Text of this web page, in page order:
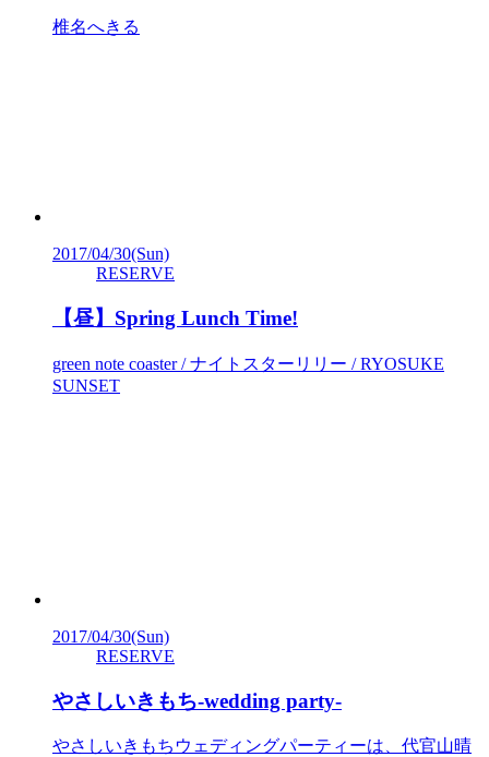
椎名へきる
2017/04/30(Sun)
RESERVE
【昼】Spring Lunch Time!
green note coaster / ナイトスターリリー / RYOSUKE
SUNSET
2017/04/30(Sun)
RESERVE
やさしいきもち-wedding party-
やさしいきもちウェディングパーティーは、代官山晴